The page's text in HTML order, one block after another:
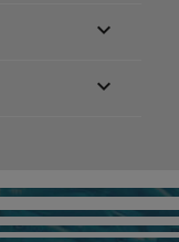

keyboard_arrow_down